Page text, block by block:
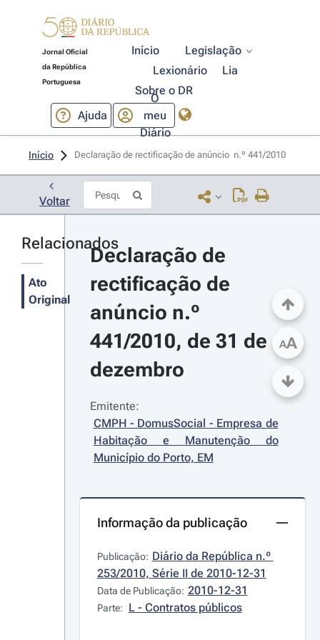
Jornal Oficial
da República
Portuguesa
Início
Legislação
Lexionário
Lia
Sobre o DR
Ajuda
O
meu
Diário
Início Declaração de rectificação de anúncio  n.º 441/2010
Voltar
Relacionados
Ato
Original
Declaração de
rectificação de
anúncio n.º
441/2010, de 31 de
dezembro
Emitente:
CMPH - DomusSocial - Empresa de
Habitação e Manutenção do
Município do Porto, EM
Informação da publicação
Publicação: Diário da República n.º
253/2010, Série II de 2010-12-31
Data de Publicação: 2010-12-31
Parte: L - Contratos públicos
AA